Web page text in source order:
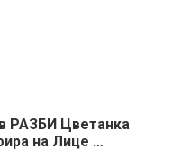
РАЗБИ Цветанка
на Лице …